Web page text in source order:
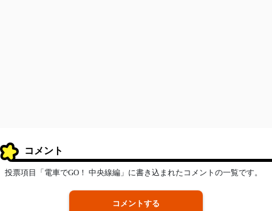
コメント
投票項目「電車でGO！ 中央線編」に書き込まれたコメントの一覧です。
コメントする